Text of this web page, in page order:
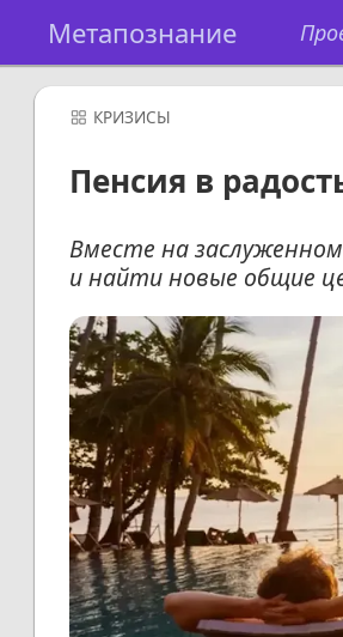
Метапознание
КРИЗИСЫ
Пенсия в
Вместе на
и найти новые общие